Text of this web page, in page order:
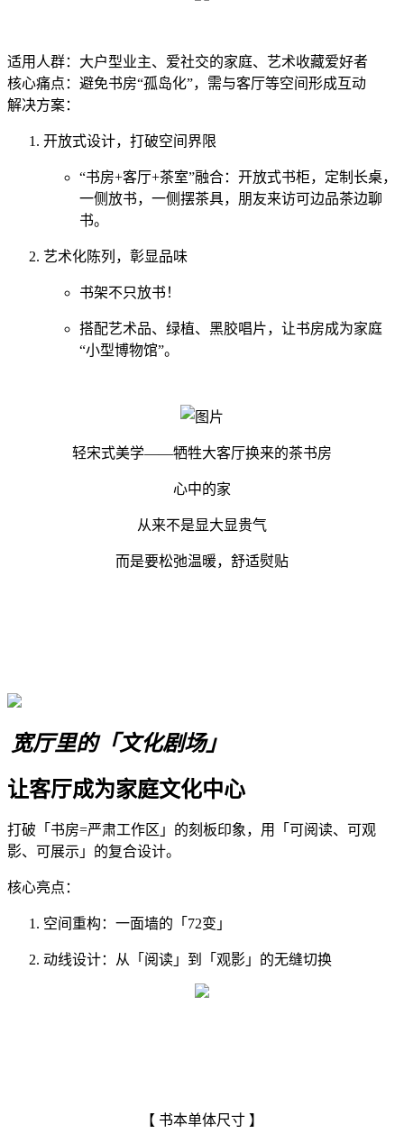
适用人群：大户型业主、爱社交的家庭、艺术收藏爱好者
核心痛点：避免书房“孤岛化”，需与客厅等空间形成互动
解决方案：
开放式设计，打破空间界限
“书房+客厅+茶室”融合：开放式书柜，定制长桌，
一侧放书，一侧摆茶具，朋友来访可边品茶边聊
书。
艺术化陈列，彰显品味
书架不只放书！
搭配艺术品、绿植、黑胶唱片，让书房成为家庭
“小型博物馆”。
轻宋式美学——牺牲大客厅换来的茶书房
心中的家
从来不是显大显贵气
而是要松弛温暖，舒适熨贴
宽厅里的「文化剧场」
让客厅成为家庭文化中心
打破「书房=严肃工作区」的刻板印象，用「可阅读、可观
影、可展示」的复合设计。
核心亮点：
空间重构：一面墙的「72变」
动线设计：从「阅读」到「观影」的无缝切换
【 书本单体尺寸 】